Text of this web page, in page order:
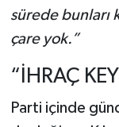
sürede bunları
çare yok.”
“İHRAÇ
Parti içinde